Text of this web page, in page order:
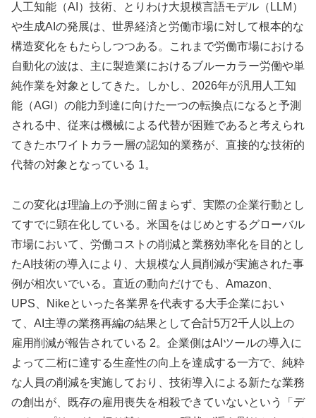
人工知能（AI）技術、とりわけ大規模言語モデル（LLM）
や生成AIの発展は、世界経済と労働市場に対して根本的な
構造変化をもたらしつつある。これまで労働市場における
自動化の波は、主に製造業におけるブルーカラー労働や単
純作業を対象としてきた。しかし、2026年が汎用人工知
能（AGI）の能力到達に向けた一つの転換点になると予測
される中、従来は機械による代替が困難であると考えられ
てきたホワイトカラー層の認知的業務が、直接的な技術的
代替の対象となっている 1。
この変化は理論上の予測に留まらず、実際の企業行動とし
てすでに顕在化している。米国をはじめとするグローバル
市場において、労働コストの削減と業務効率化を目的とし
たAI技術の導入により、大規模な人員削減が実施された事
例が相次いでいる。直近の動向だけでも、Amazon、
UPS、Nikeといった各業界を代表する大手企業におい
て、AI主導の業務再編の結果として合計5万2千人以上の
雇用削減が報告されている 2。企業側はAIツールの導入に
よって二桁に達する生産性の向上を達成する一方で、純粋
な人員の削減を実施しており、技術導入による新たな業務
の創出が、既存の雇用喪失を相殺できていないという「デ